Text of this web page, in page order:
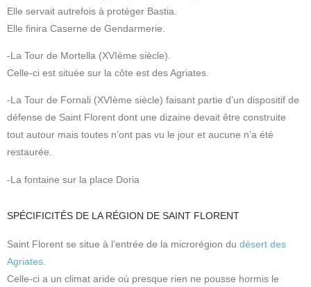
Elle servait autrefois à protéger Bastia.
Elle finira Caserne de Gendarmerie.
-La Tour de Mortella (XVIème siècle).
Celle-ci est située sur la côte est des Agriates.
-La Tour de Fornali (XVIème siècle) faisant partie d’un dispositif de
défense de Saint Florent dont une dizaine devait être construite
tout autour mais toutes n’ont pas vu le jour et aucune n’a été
restaurée.
-La fontaine sur la place Doria
SPÉCIFICITÉS DE LA RÉGION DE SAINT FLORENT
Saint Florent se situe à l’entrée de la microrégion du désert des
Agriates
Celle-ci a un climat aride où presque rien ne pousse hormis le